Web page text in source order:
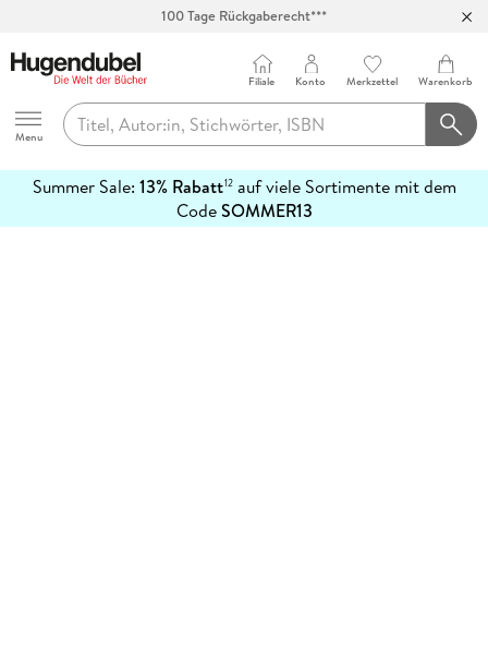
100 Tage Rückgaberecht***
Hugendubel
Menu
Filiale Konto Merkzettel Warenkorb
Summer Sale: 13% Rabatt12auf viele Sortimente mit dem
CodeSOMMER13
erfahren